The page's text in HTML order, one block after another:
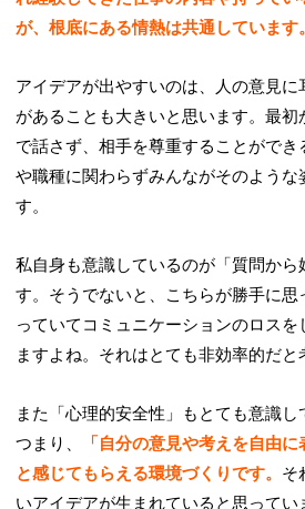
が、根底にある情熱は共通しています
アイデアが出やすいのは、人の意見に
があることも大きいと思います。最初
で話さず、相手を尊重することができ
や職種に関わらずみんながそのような
す。
私自身も意識しているのが「質問から
す。そうでないと、こちらが勝手に思
っていてコミュニケーションのロスを
ますよね。それはとても非効率的だと
また「心理的安全性」もとても意識し
つまり、
「自分の意見や考えを自由に
と感じてもらえる環境づくりです。 そ
いアイデアが生まれていると思ってい